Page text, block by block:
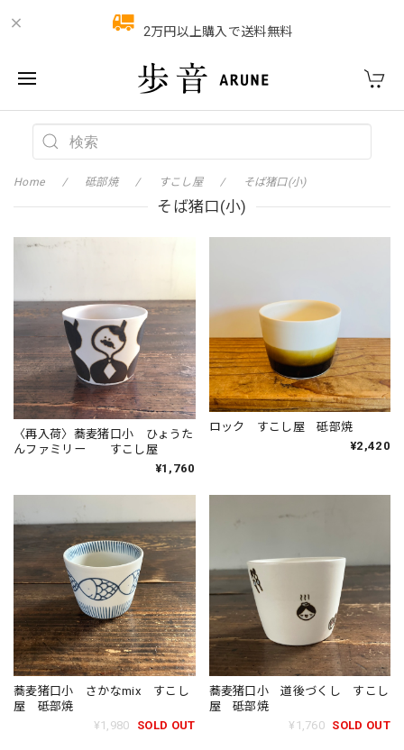
2万円以上購入で送料無料
Home 砥部焼 すこし屋 そば猪口(小)
そば猪口(小)
〈再入荷〉蕎麦猪口小 ひょうた
んファミリー すこし屋
¥1,760
ロック すこし屋 砥部焼
¥2,420
蕎麦猪口小 さかなmix すこし
屋 砥部焼
¥1,980
SOLD OUT
蕎麦猪口小 道後づくし すこし
屋 砥部焼
¥1,760 SOLD OUT